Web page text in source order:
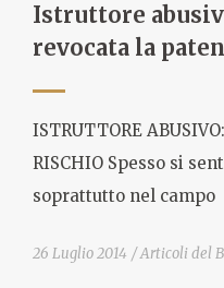
Istruttore
revocata la
ISTRUTTORE
RISCHIO Spesso si
soprattutto nel campo
26 Luglio 2014 Articoli del